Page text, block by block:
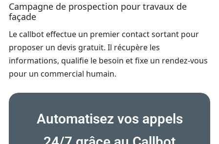
Campagne de prospection pour travaux de
façade
Le callbot effectue un premier contact sortant pour
proposer un devis gratuit. Il récupère les
informations, qualifie le besoin et fixe un rendez‑vous
pour un commercial humain.
Automatisez vos appels